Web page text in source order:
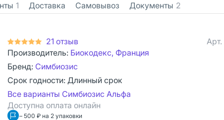
1 Доставка Самовывоз Документы 2
21 отзыв Арт.
Производитель: Биокодекс, Франция
Бренд: Симбиозис
Срок годности: Длинный срок
Все варианты Симбиозис Альфа
Доступна оплата онлайн
– 500 ₽ на 2 упаковки